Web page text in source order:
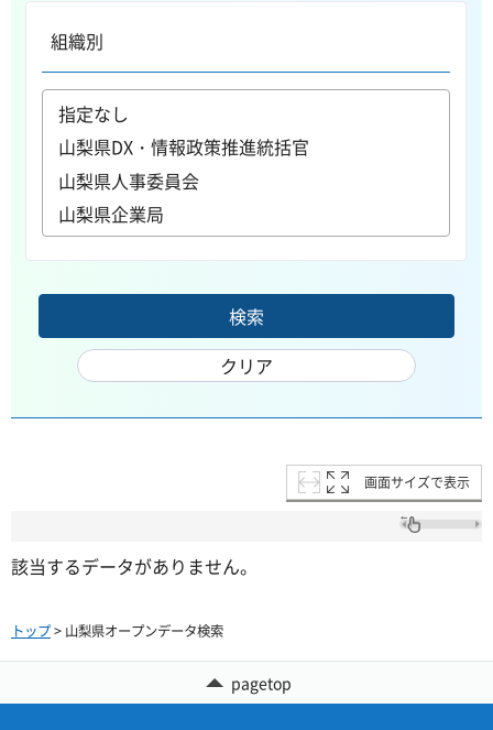
組織別
画面サイズで表示
該当するデータがありません。
トップ> 山梨県オープンデータ検索
pagetop